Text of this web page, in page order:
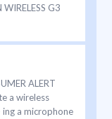
G3
ALERT
a wireless
a microphone